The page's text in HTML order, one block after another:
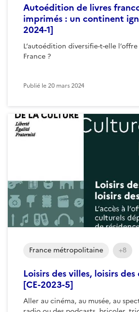
Autoédition de livres
imprimés : un continent
2024-1]
L’autoédition diversifie-t-elle
France ?
Publié le20 mars 2024
Loisirs des villes, loisirs des
[CE-2023-5]
Aller au cinéma, au musée, au
France métropolitaine +8